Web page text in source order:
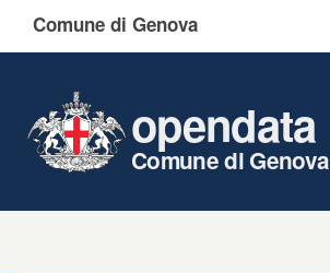
Comune di Genova
opendata
Comune di Genova